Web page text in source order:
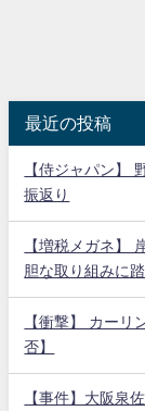
最近の投稿
【侍ジャパン】
振返り
【増税メガネ】
胆な取り組みに
【衝撃】 カーリ
否】
【事件】大阪泉